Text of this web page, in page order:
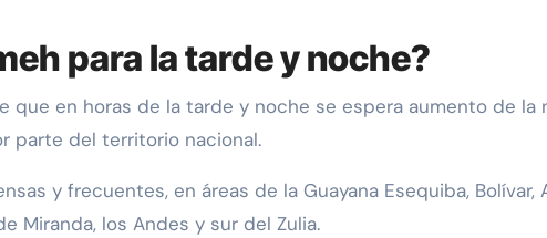
para la tarde y noche?
que en horas de la tarde y noche se espera aumento de
parte del territorio nacional.
y frecuentes, en áreas de la Guayana Esequiba, Bolívar,
Miranda, los Andes y sur del Zulia.